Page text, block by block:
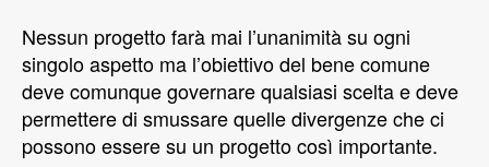
Nessun progetto farà mai l’unanimità su ogni
singolo aspetto ma l’obiettivo del bene comune
deve comunque governare qualsiasi scelta e deve
permettere di smussare quelle divergenze che ci
possono essere su un progetto così importante.